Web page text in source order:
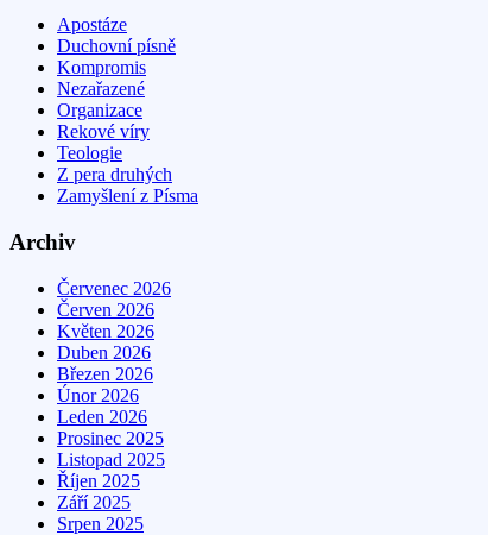
Apostáze
Duchovní písně
Kompromis
Nezařazené
Organizace
Rekové víry
Teologie
Z pera druhých
Zamyšlení z Písma
Archiv
Červenec 2026
Červen 2026
Květen 2026
Duben 2026
Březen 2026
Únor 2026
Leden 2026
Prosinec 2025
Listopad 2025
Říjen 2025
Září 2025
Srpen 2025